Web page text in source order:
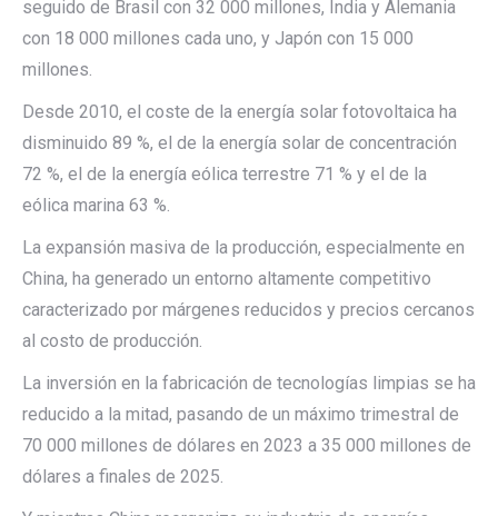
seguido de Brasil con 32 000 millones, India y Alemania
con 18 000 millones cada uno, y Japón con 15 000
millones.
Desde 2010, el coste de la energía solar fotovoltaica ha
disminuido 89 %, el de la energía solar de concentración
72 %, el de la energía eólica terrestre 71 % y el de la
eólica marina 63 %.
La expansión masiva de la producción, especialmente en
China, ha generado un entorno altamente competitivo
caracterizado por márgenes reducidos y precios cercanos
al costo de producción.
La inversión en la fabricación de tecnologías limpias se ha
reducido a la mitad, pasando de un máximo trimestral de
70 000 millones de dólares en 2023 a 35 000 millones de
dólares a finales de 2025.